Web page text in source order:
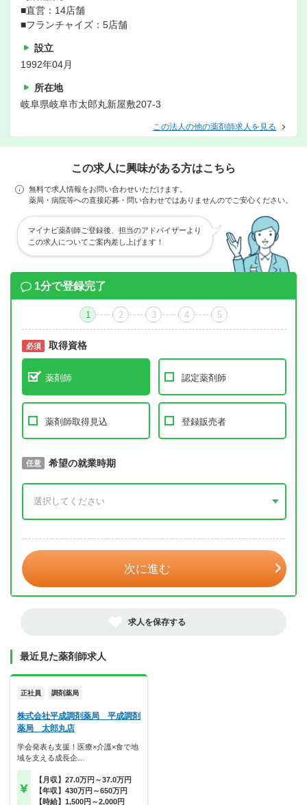
■直営：14店舗
■フランチャイズ：5店舗
設立
1992年04月
所在地
岐阜県岐阜市太郎丸新屋敷207-3
この法人の他の薬剤師求人を見る
この求人に興味がある方はこちら
無料で求人情報をお問い合わせいただけます。
薬局・病院等への直接応募・問い合わせではありませんのでご安心ください。
マイナビ薬剤師ご登録後、担当のアドバイザーより
この求人についてご案内差し上げます！
1分で登録完了
1 2 3 4 5
必須 取得資格
薬剤師 認定薬剤師
薬剤師取得見込 登録販売者
必須 取得予定年
任意 希望の就業時期
次に進む
求人を保存する
最近見た薬剤師求人
正社員 調剤薬局
株式会社平成調剤薬局 平成調剤
薬局 太郎丸店
学会発表も支援！医療×介護×食で地
域を支える成長企…
【月収】27.0万円～37.0万円
【年収】430万円～650万円
【時給】1,500円～2,000円